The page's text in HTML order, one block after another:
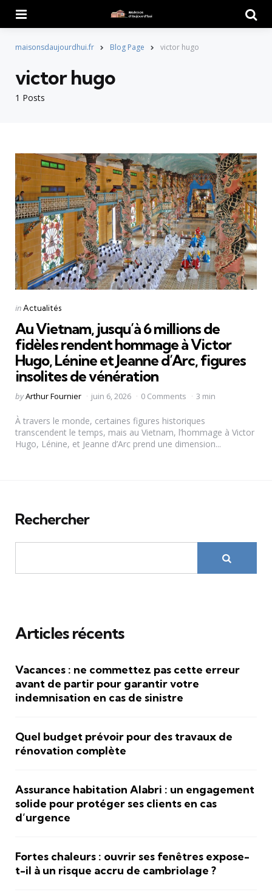
maisonsdaujourdhui.fr Blog Page victor hugo
1 Posts
victor hugo
Categories
Posted
inActualités
Au Vietnam, jusqu’à 6 millions de
fidèles rendent hommage à Victor
Hugo, Lénine et Jeanne d’Arc, figures
insolites de vénération
Posted
byArthur Fournier juin 6, 2026 0 Comments 3 min
À travers le monde, certaines figures historiques
transcendent le temps, mais au Vietnam, l’hommage à Victor
Hugo, Lénine, et Jeanne d’Arc prend une dimension...
Rechercher
Articles récents
Vacances : ne commettez pas cette erreur
avant de partir pour garantir votre
indemnisation en cas de sinistre
Quel budget prévoir pour des travaux de
rénovation complète
Assurance habitation Alabri : un engagement
solide pour protéger ses clients en cas
d’urgence
Fortes chaleurs : ouvrir ses fenêtres expose-
t-il à un risque accru de cambriolage ?